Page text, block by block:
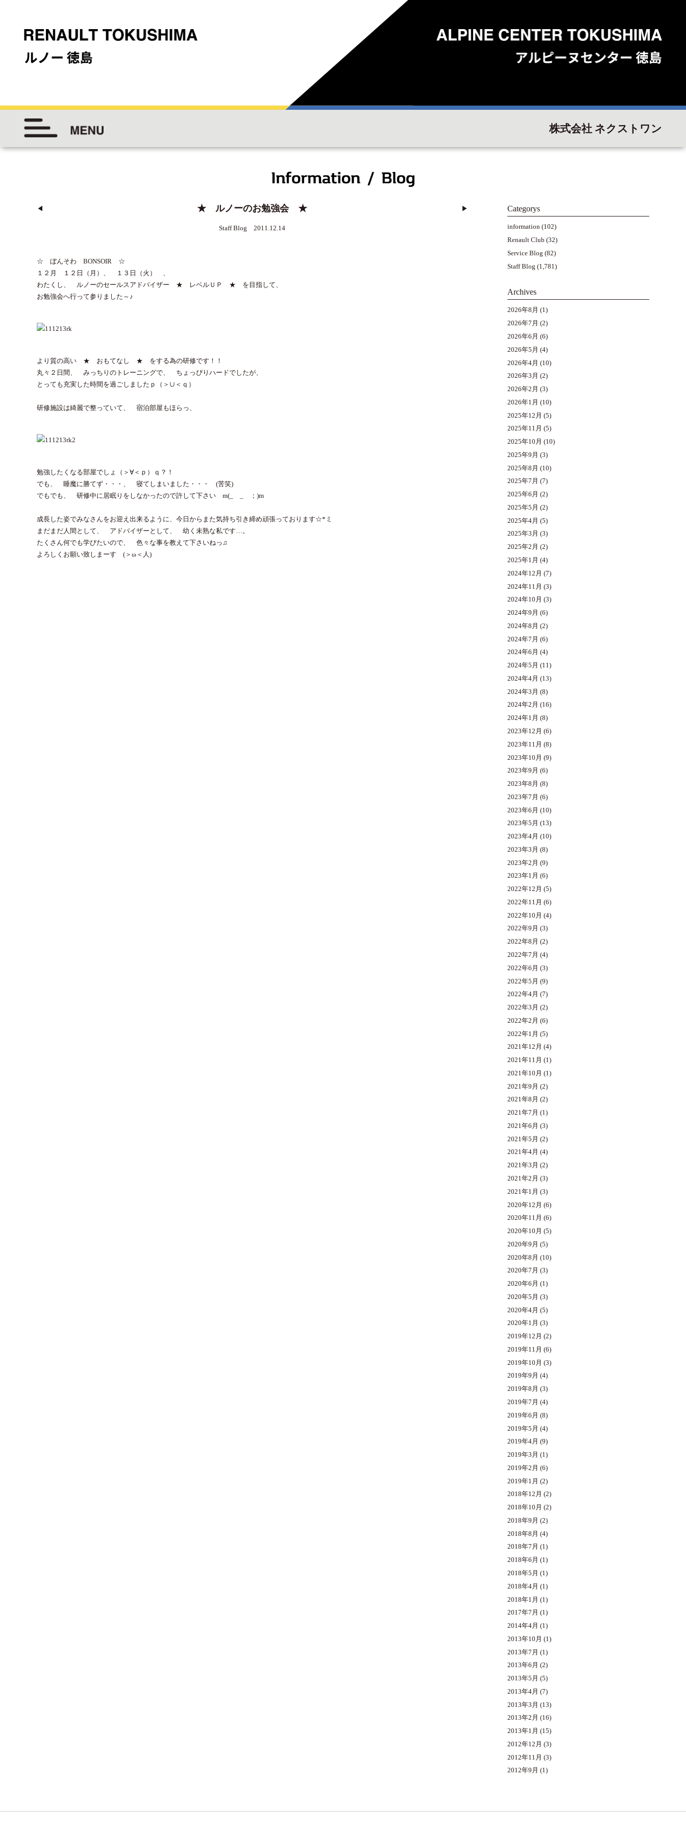
株式会社 ネクストワン
◀︎ ★ ルノーのお勉強会 ★
Staff Blog 2011.12.14
▶︎
☆ ぼんそわ BONSOIR ☆
１２月 １２日（月）、 １３日（火） 、
わたくし、 ルノーのセールスアドバイザー ★ レベルＵＰ ★ を目指して、
お勉強会へ行って参りました～♪
より質の高い ★ おもてなし ★ をする為の研修です！！
丸々２日間、 みっちりのトレーニングで、 ちょっぴりハードでしたが、
とっても充実した時間を過ごしましたｐ（＞∪＜ｑ）
研修施設は綺麗で整っていて、 宿泊部屋もほらっ、
勉強したくなる部屋でしょ（＞∀＜ｐ）ｑ？！
でも、 睡魔に勝てず・・・、 寝てしまいました・・・ (苦笑)
でもでも、 研修中に居眠りをしなかったので許して下さい m(_ _ ；)m
成長した姿でみなさんをお迎え出来るように、今日からまた気持ち引き締め頑張っております☆*ミ
まだまだ人間として、 アドバイザーとして、 幼く未熟な私です…。
たくさん何でも学びたいので、 色々な事を教えて下さいねっ♫
よろしくお願い致しまーす (＞ω＜人)
Categorys
information(102)
Renault Club (32)
Service Blog (82)
Staff Blog (1,781)
Archives
2026年8月 (1)
2026年7月 (2)
2026年6月 (6)
2026年5月 (4)
2026年4月 (10)
2026年3月 (2)
2026年2月 (3)
2026年1月 (10)
2025年12月 (5)
2025年11月 (5)
2025年10月 (10)
2025年9月 (3)
2025年8月 (10)
2025年7月 (7)
2025年6月 (2)
2025年5月 (2)
2025年4月 (5)
2025年3月 (3)
2025年2月 (2)
2025年1月 (4)
2024年12月 (7)
2024年11月 (3)
2024年10月 (3)
2024年9月 (6)
2024年8月 (2)
2024年7月 (6)
2024年6月 (4)
2024年5月 (11)
2024年4月 (13)
2024年3月 (8)
2024年2月 (16)
2024年1月 (8)
2023年12月 (6)
2023年11月 (8)
2023年10月 (9)
2023年9月 (6)
2023年8月 (8)
2023年7月 (6)
2023年6月 (10)
2023年5月 (13)
2023年4月 (10)
2023年3月 (8)
2023年2月 (9)
2023年1月 (6)
2022年12月 (5)
2022年11月 (6)
2022年10月 (4)
2022年9月 (3)
2022年8月 (2)
2022年7月 (4)
2022年6月 (3)
2022年5月 (9)
2022年4月 (7)
2022年3月 (2)
2022年2月 (6)
2022年1月 (5)
2021年12月 (4)
2021年11月 (1)
2021年10月 (1)
2021年9月 (2)
2021年8月 (2)
2021年7月 (1)
2021年6月 (3)
2021年5月 (2)
2021年4月 (4)
2021年3月 (2)
2021年2月 (3)
2021年1月 (3)
2020年12月 (6)
2020年11月 (6)
2020年10月 (5)
2020年9月 (5)
2020年8月 (10)
2020年7月 (3)
2020年6月 (1)
2020年5月 (3)
2020年4月 (5)
2020年1月 (3)
2019年12月 (2)
2019年11月 (6)
2019年10月 (3)
2019年9月 (4)
2019年8月 (3)
2019年7月 (4)
2019年6月 (8)
2019年5月 (4)
2019年4月 (9)
2019年3月 (1)
2019年2月 (6)
2019年1月 (2)
2018年12月 (2)
2018年10月 (2)
2018年9月 (2)
2018年8月 (4)
2018年7月 (1)
2018年6月 (1)
2018年5月 (1)
2018年4月 (1)
2018年1月 (1)
2017年7月 (1)
2014年4月 (1)
2013年10月 (1)
2013年7月 (1)
2013年6月 (2)
2013年5月 (5)
2013年4月 (7)
2013年3月 (13)
2013年2月 (16)
2013年1月 (15)
2012年12月 (3)
2012年11月 (3)
2012年9月 (1)